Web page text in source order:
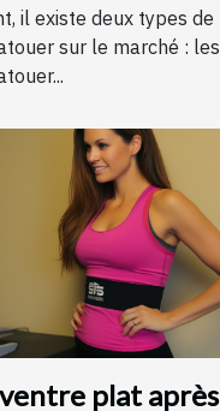
il existe deux types de
sur le marché : les
plat après